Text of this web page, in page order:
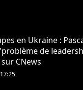
en Ukraine :
de
CNews